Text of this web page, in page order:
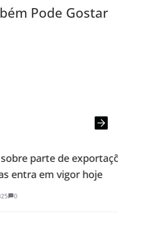
Pode Gostar
parte de exportações
em vigor hoje